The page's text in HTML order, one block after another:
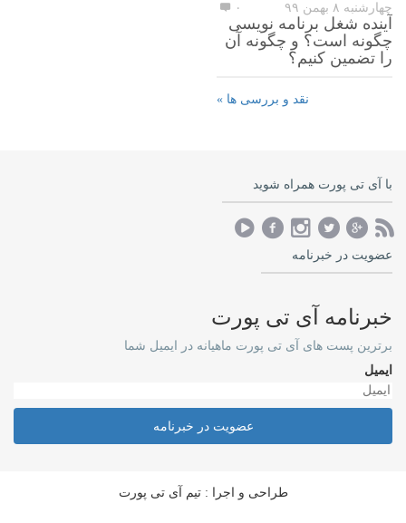
چهارشنبه ۸ بهمن ۹۹ ۰
آینده شغل برنامه نویسی
چگونه است؟ و چگونه آن
را تضمین کنیم؟
نقد و بررسی ها »
با آی تی پورت همراه شوید
عضویت در خبرنامه
خبرنامه آی تی پورت
برترین پست های آی تی پورت ماهیانه در ایمیل شما
ایمیل
عضویت در خبرنامه
طراحی و اجرا : تیم آی تی پورت